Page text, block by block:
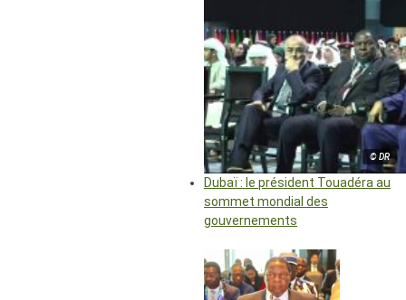
© DR
Dubaï : le président Touadéra au
sommet mondial des
gouvernements